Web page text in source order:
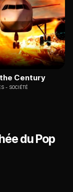
Century
SOCIÉTÉ
du Pop